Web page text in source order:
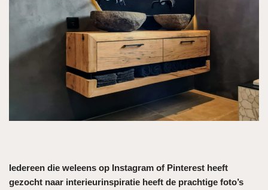
Iedereen die weleens op Instagram of Pinterest heeft
gezocht naar interieurinspiratie heeft de prachtige foto’s